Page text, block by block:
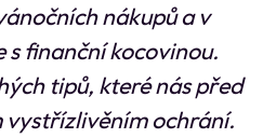
nákupů a v
s finanční kocovinou.
tipů, které nás před
ochrání.